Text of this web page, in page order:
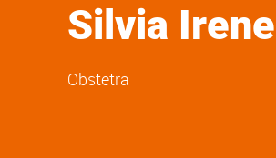
Silvia Irene
Obstetra